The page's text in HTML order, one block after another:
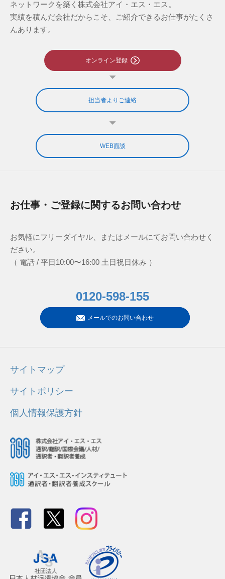
ネットワークを築く株式会社アイ・エス・エス。
実績を積んだ会社だからこそ、ご紹介できるお仕事がたくさ
んあります。
オンライン登録
担当者よりご連絡
WEB面談
お仕事・ご登録に関するお問い合わせ
お気軽にフリーダイヤル、またはメールにてお問い合わせく
ださい。
（ 電話 / 平日10:00〜16:00 土日祝日休み ）
0120-598-155
メールでのお問い合わせ
サイトマップ
サイトポリシー
個人情報保護方針